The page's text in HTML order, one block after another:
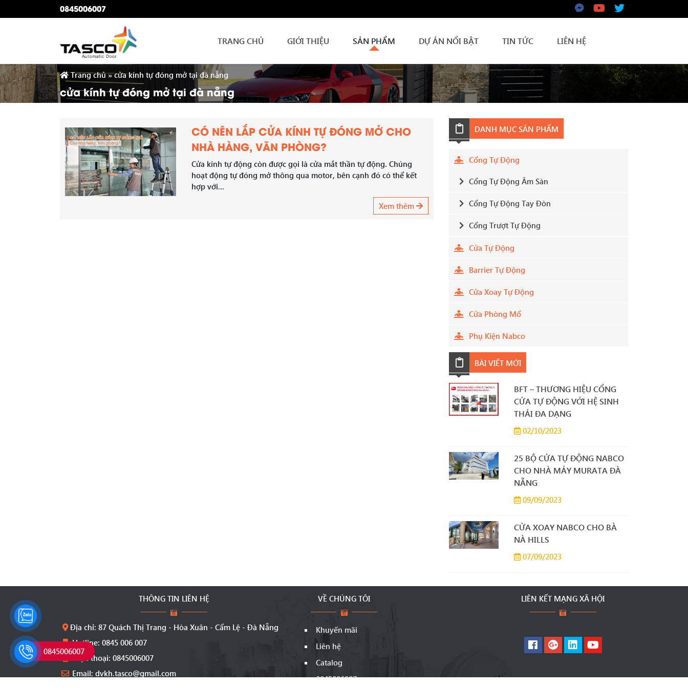
0845006007
TRANG CHỦ GIỚI THIỆU SẢN PHẨM DỰ ÁN NỔI BẬT TIN TỨC LIÊN HỆ
Trang chủ»cửa kính tự đóng mở tại đà nẵng
cửa kính tự đóng mở tại đà nẵng
CÓ NÊN LẮP CỬA KÍNH TỰ ĐÓNG MỞ CHO
NHÀ HÀNG, VĂN PHÒNG?
Cửa kính tự động còn được gọi là cửa mắt thần tự động. Chúng
hoạt động tự đóng mở thông qua motor, bên cạnh đó có thể kết
hợp với...
Xem thêm
DANH MỤC SẢN PHẨM
Cổng Tự Động
Cổng Tự Động Âm Sàn
Cổng Tự Động Tay Đòn
Cổng Trượt Tự Động
Cửa Tự Động
Barrier Tự Động
Cửa Xoay Tự Động
Cửa Phòng Mổ
Phụ Kiện Nabco
BÀI VIẾT MỚI
BFT – THƯƠNG HIỆU CỔNG
CỬA TỰ ĐỘNG VỚI HỆ SINH
THÁI ĐA DẠNG
02/10/2023
25 BỘ CỬA TỰ ĐỘNG NABCO
CHO NHÀ MÁY MURATA ĐÀ
NẴNG
09/09/2023
CỬA XOAY NABCO CHO BÀ
NÀ HILLS
07/09/2023
THÔNG TIN LIÊN HỆ
Địa chỉ: 87 Quách Thị Trang - Hòa Xuân - Cẩm Lệ - Đà Nẵng
Hotline: 0845 006 007
Điện thoại: 0845006007
Email: dvkh.tasco@gmail.com
VỀ CHÚNG TÔI
Khuyến mãi
Liên hệ
Catalog
0845006007
LIÊN KẾT MẠNG XÃ HỘI
0845006007